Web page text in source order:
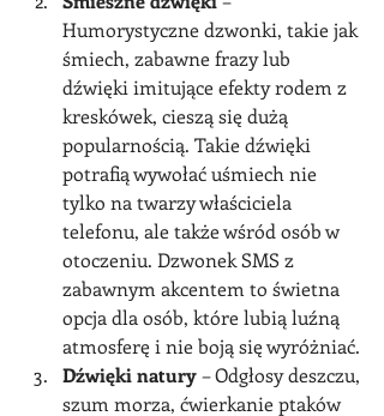
Humorystyczne dzwonki, takie jak
śmiech, zabawne frazy lub
dźwięki imitujące efekty rodem z
kreskówek, cieszą się dużą
popularnością. Takie dźwięki
potrafią wywołać uśmiech nie
tylko na twarzy właściciela
telefonu, ale także wśród osób w
otoczeniu. Dzwonek SMS z
zabawnym akcentem to świetna
opcja dla osób, które lubią luźną
atmosferę i nie boją się wyróżniać.
Dźwięki natury – Odgłosy deszczu,
szum morza, ćwierkanie ptaków